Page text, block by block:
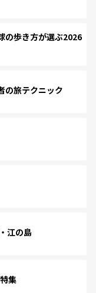
の歩き方が選ぶ2026
の旅テクニック
江の島
集